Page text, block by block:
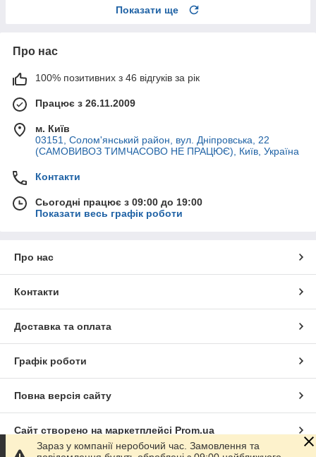
Показати ще
Про нас
100% позитивних з 46 відгуків за рік
Працює з 26.11.2009
м. Київ
03151, Солом'янський район, вул. Дніпровська, 22
(САМОВИВОЗ ТИМЧАСОВО НЕ ПРАЦЮЄ), Київ, Україна
Контакти
Сьогодні працює з 09:00 до 19:00
Показати весь графік роботи
Про нас
Контакти
Доставка та оплата
Графік роботи
Повна версія сайту
Сайт створено на маркетплейсі Prom.ua
Зараз у компанії неробочий час. Замовлення та